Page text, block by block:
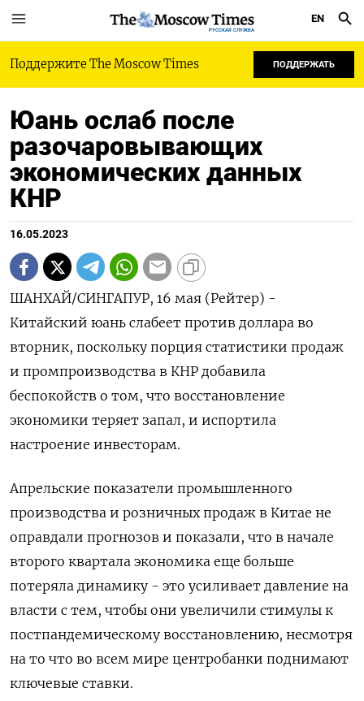
РУССКАЯ СЛУЖБА
EN
Поддержите The Moscow Times ПОДДЕРЖАТЬ
Юань ослаб после
разочаровывающих
экономических данных
КНР
16.05.2023
ШАНХАЙ/СИНГАПУР, 16 мая (Рейтер) -
Китайский юань слабеет против доллара во
вторник, поскольку порция статистики продаж
и промпроизводства в КНР добавила
беспокойств о том, что восстановление
экономики теряет запал, и испортила
настроение инвесторам.
Апрельские показатели промышленного
производства и розничных продаж в Китае не
оправдали прогнозов и показали, что в начале
второго квартала экономика еще больше
потеряла динамику - это усиливает давление на
власти с тем, чтобы они увеличили стимулы к
постпандемическому восстановлению, несмотря
на то что во всем мире центробанки поднимают
ключевые ставки.